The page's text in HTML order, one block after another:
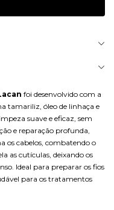
foi desenvolvido com a
tamariliz, óleo de linhaça e
suave e eficaz, sem
e reparação profunda,
os cabelos, combatendo o
as cutículas, deixando os
Ideal para preparar os fios
para os tratamentos